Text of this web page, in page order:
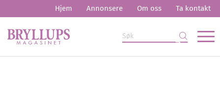
Hjem Annonsere Om oss Ta kontakt